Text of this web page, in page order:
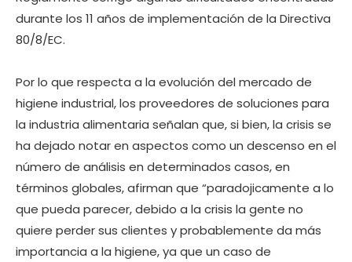
durante los 11 años de implementación de la Directiva
80/8/EC.
Por lo que respecta a la evolución del mercado de
higiene industrial, los proveedores de soluciones para
la industria alimentaria señalan que, si bien, la crisis se
ha dejado notar en aspectos como un descenso en el
número de análisis en determinados casos, en
términos globales, afirman que “paradojicamente a lo
que pueda parecer, debido a la crisis la gente no
quiere perder sus clientes y probablemente da más
importancia a la higiene, ya que un caso de